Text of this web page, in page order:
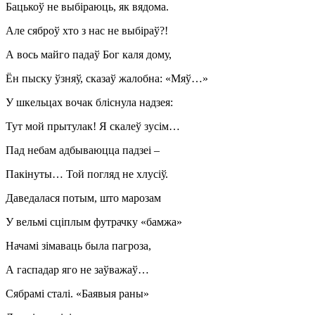
Бацькоў не выбіраюць, як вядома.
Але сяброў хто з нас не выбіраў?!
А вось майго падаў Бог каля дому,
Ён пыску ўзняў, сказаў жалобна: «Мяў…»
У шкельцах вочак бліснула надзея:
Тут мой прытулак! Я скалеў зусім…
Пад небам адбываюцца падзеі –
Пакінуты… Той погляд не хлусіў.
Даведалася потым, што марозам
У вельмі сціплым футрачку «бамжа»
Начамі зімаваць была пагроза,
А гаспадар яго не заўважаў…
Сябрамі сталі. «Баявыя раны»